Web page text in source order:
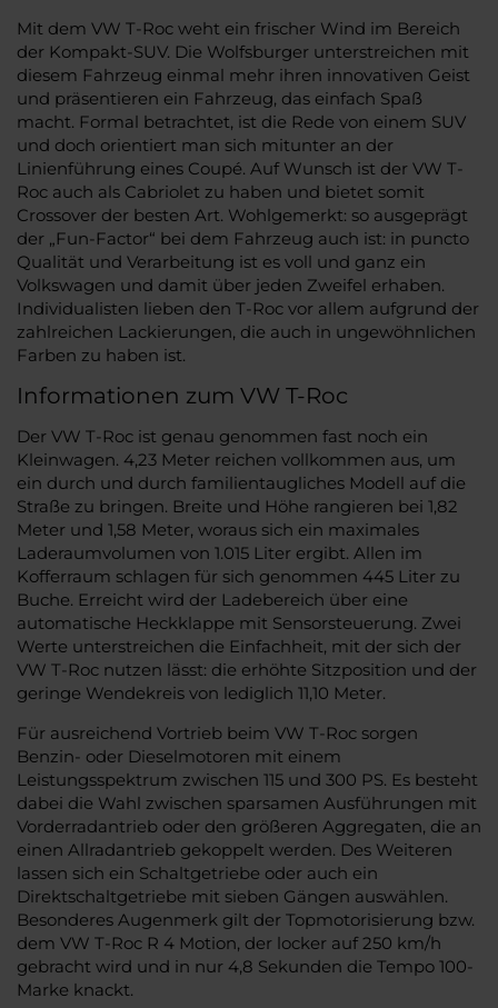
Mit dem VW T-Roc weht ein frischer Wind im Bereich
der Kompakt-SUV. Die Wolfsburger unterstreichen mit
diesem Fahrzeug einmal mehr ihren innovativen Geist
und präsentieren ein Fahrzeug, das einfach Spaß
macht. Formal betrachtet, ist die Rede von einem SUV
und doch orientiert man sich mitunter an der
Linienführung eines Coupé. Auf Wunsch ist der VW T-
Roc auch als Cabriolet zu haben und bietet somit
Crossover der besten Art. Wohlgemerkt: so ausgeprägt
der „Fun-Factor“ bei dem Fahrzeug auch ist: in puncto
Qualität und Verarbeitung ist es voll und ganz ein
Volkswagen und damit über jeden Zweifel erhaben.
Individualisten lieben den T-Roc vor allem aufgrund der
zahlreichen Lackierungen, die auch in ungewöhnlichen
Farben zu haben ist.
Informationen zum VW T-Roc
Der VW T-Roc ist genau genommen fast noch ein
Kleinwagen. 4,23 Meter reichen vollkommen aus, um
ein durch und durch familientaugliches Modell auf die
Straße zu bringen. Breite und Höhe rangieren bei 1,82
Meter und 1,58 Meter, woraus sich ein maximales
Laderaumvolumen von 1.015 Liter ergibt. Allen im
Kofferraum schlagen für sich genommen 445 Liter zu
Buche. Erreicht wird der Ladebereich über eine
automatische Heckklappe mit Sensorsteuerung. Zwei
Werte unterstreichen die Einfachheit, mit der sich der
VW T-Roc nutzen lässt: die erhöhte Sitzposition und der
geringe Wendekreis von lediglich 11,10 Meter.
Für ausreichend Vortrieb beim VW T-Roc sorgen
Benzin- oder Dieselmotoren mit einem
Leistungsspektrum zwischen 115 und 300 PS. Es besteht
dabei die Wahl zwischen sparsamen Ausführungen mit
Vorderradantrieb oder den größeren Aggregaten, die an
einen Allradantrieb gekoppelt werden. Des Weiteren
lassen sich ein Schaltgetriebe oder auch ein
Direktschaltgetriebe mit sieben Gängen auswählen.
Besonderes Augenmerk gilt der Topmotorisierung bzw.
dem VW T-Roc R 4 Motion, der locker auf 250 km/h
gebracht wird und in nur 4,8 Sekunden die Tempo 100-
Marke knackt.